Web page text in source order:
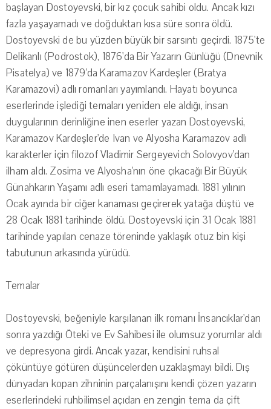
başlayan Dostoyevski, bir kız çocuk sahibi oldu. Ancak kızı
fazla yaşayamadı ve doğduktan kısa süre sonra öldü.
Dostoyevski de bu yüzden büyük bir sarsıntı geçirdi. 1875'te
Delikanlı (Podrostok), 1876'da Bir Yazarın Günlüğü (Dnevnik
Pisatelya) ve 1879'da Karamazov Kardeşler (Bratya
Karamazovi) adlı romanları yayımlandı. Hayatı boyunca
eserlerinde işlediği temaları yeniden ele aldığı, insan
duygularının derinliğine inen eserler yazan Dostoyevski,
Karamazov Kardeşler'de Ivan ve Alyosha Karamazov adlı
karakterler için filozof Vladimir Sergeyevich Solovyov'dan
ilham aldı. Zosima ve Alyosha'nın öne çıkacağı Bir Büyük
Günahkarın Yaşamı adlı eseri tamamlayamadı. 1881 yılının
Ocak ayında bir ciğer kanaması geçirerek yatağa düştü ve
28 Ocak 1881 tarihinde öldü. Dostoyevski için 31 Ocak 1881
tarihinde yapılan cenaze töreninde yaklaşık otuz bin kişi
tabutunun arkasında yürüdü.
Temalar
Dostoyevski, beğeniyle karşılanan ilk romanı İnsancıklar'dan
sonra yazdığı Öteki ve Ev Sahibesi ile olumsuz yorumlar aldı
ve depresyona girdi. Ancak yazar, kendisini ruhsal
çöküntüye götüren düşüncelerden uzaklaşmayı bildi. Dış
dünyadan kopan zihninin parçalanışını kendi çözen yazarın
eserlerindeki ruhbilimsel açıdan en zengin tema da çift